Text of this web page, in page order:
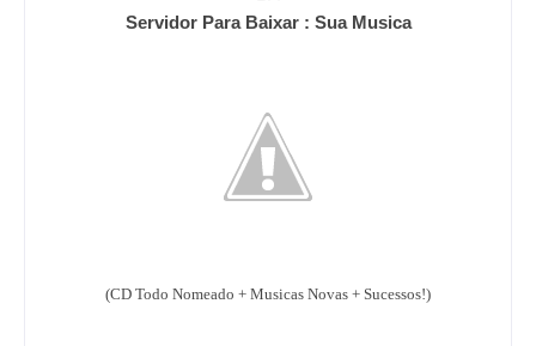
Servidor Para Baixar : Sua Musica
(CD Todo Nomeado + Musicas Novas + Sucessos!)